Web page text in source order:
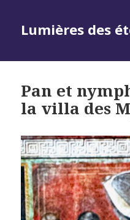
Lumières des
Pan et
la villa des